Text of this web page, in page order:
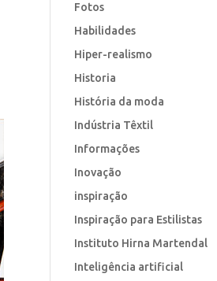
Fotos
Habilidades
Hiper-realismo
Historia
História da moda
Indústria Têxtil
Informações
Inovação
inspiração
Inspiração para Estilistas
Instituto Hirna Martendal
Inteligência artificial